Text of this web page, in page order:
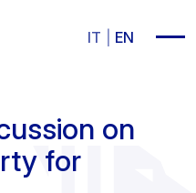
IT
EN
on
for